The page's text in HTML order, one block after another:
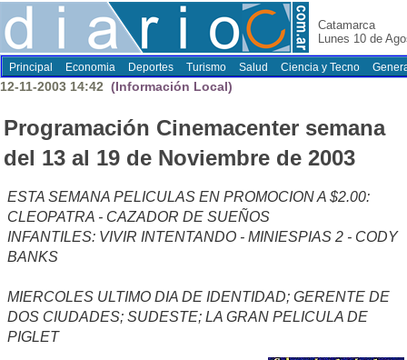
Catamarca
Lunes 10 de
Principal Economia Deportes Turismo Salud Ciencia y Tecno
12-11-2003 14:42 (Información Local)
Programación Cinemacenter semana
del 13 al 19 de Noviembre de 2003
ESTA SEMANA PELICULAS EN PROMOCION A $2.00:
CLEOPATRA - CAZADOR DE SUEÑOS
INFANTILES: VIVIR INTENTANDO - MINIESPIAS 2 - CODY
BANKS
MIERCOLES ULTIMO DIA DE IDENTIDAD; GERENTE DE
DOS CIUDADES; SUDESTE; LA GRAN PELICULA DE
PIGLET